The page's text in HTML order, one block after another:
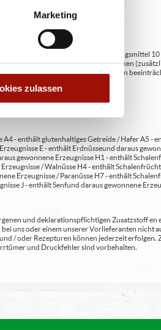
Marketing
zulassen
Fleischerzeugnissen) 9 - mit Süßungsmittel
Verzehr abführend wirken
und Aufmerksamkeit bei Kindern
- enthält glutenhaltiges Getreide / Hafer A5 -
E - enthält Erdnüsse und daraus
gewonnene Erzeugnisse H1 - enthält
/ Walnüsse H4 - enthält
Erzeugnisse / Paranüsse H7 - enthält
J - enthält Senf und daraus gewonnene
und deklarationspflichtigen Zusatzstoff en
uns oder einem unserer Vorlieferanten nicht
/ oder Rezepturen können jederzeit erfolgen.
und Druckfehler sind vorbehalten.